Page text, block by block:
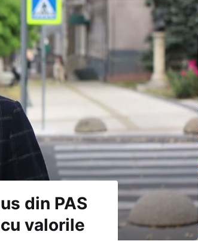
din PAS
valorile